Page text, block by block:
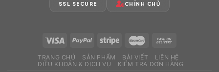
SSL SECURE CHÍNH CHỦ
TRANG CHỦ SẢN PHẨM BÀI VIẾT
LIÊN HỆ
ĐIỀU KHOẢN & DỊCH VỤ
KIỂM TRA ĐƠN HÀNG